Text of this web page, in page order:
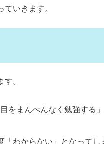
いきます。
。
をまんべんなく勉強する
わからない」となって